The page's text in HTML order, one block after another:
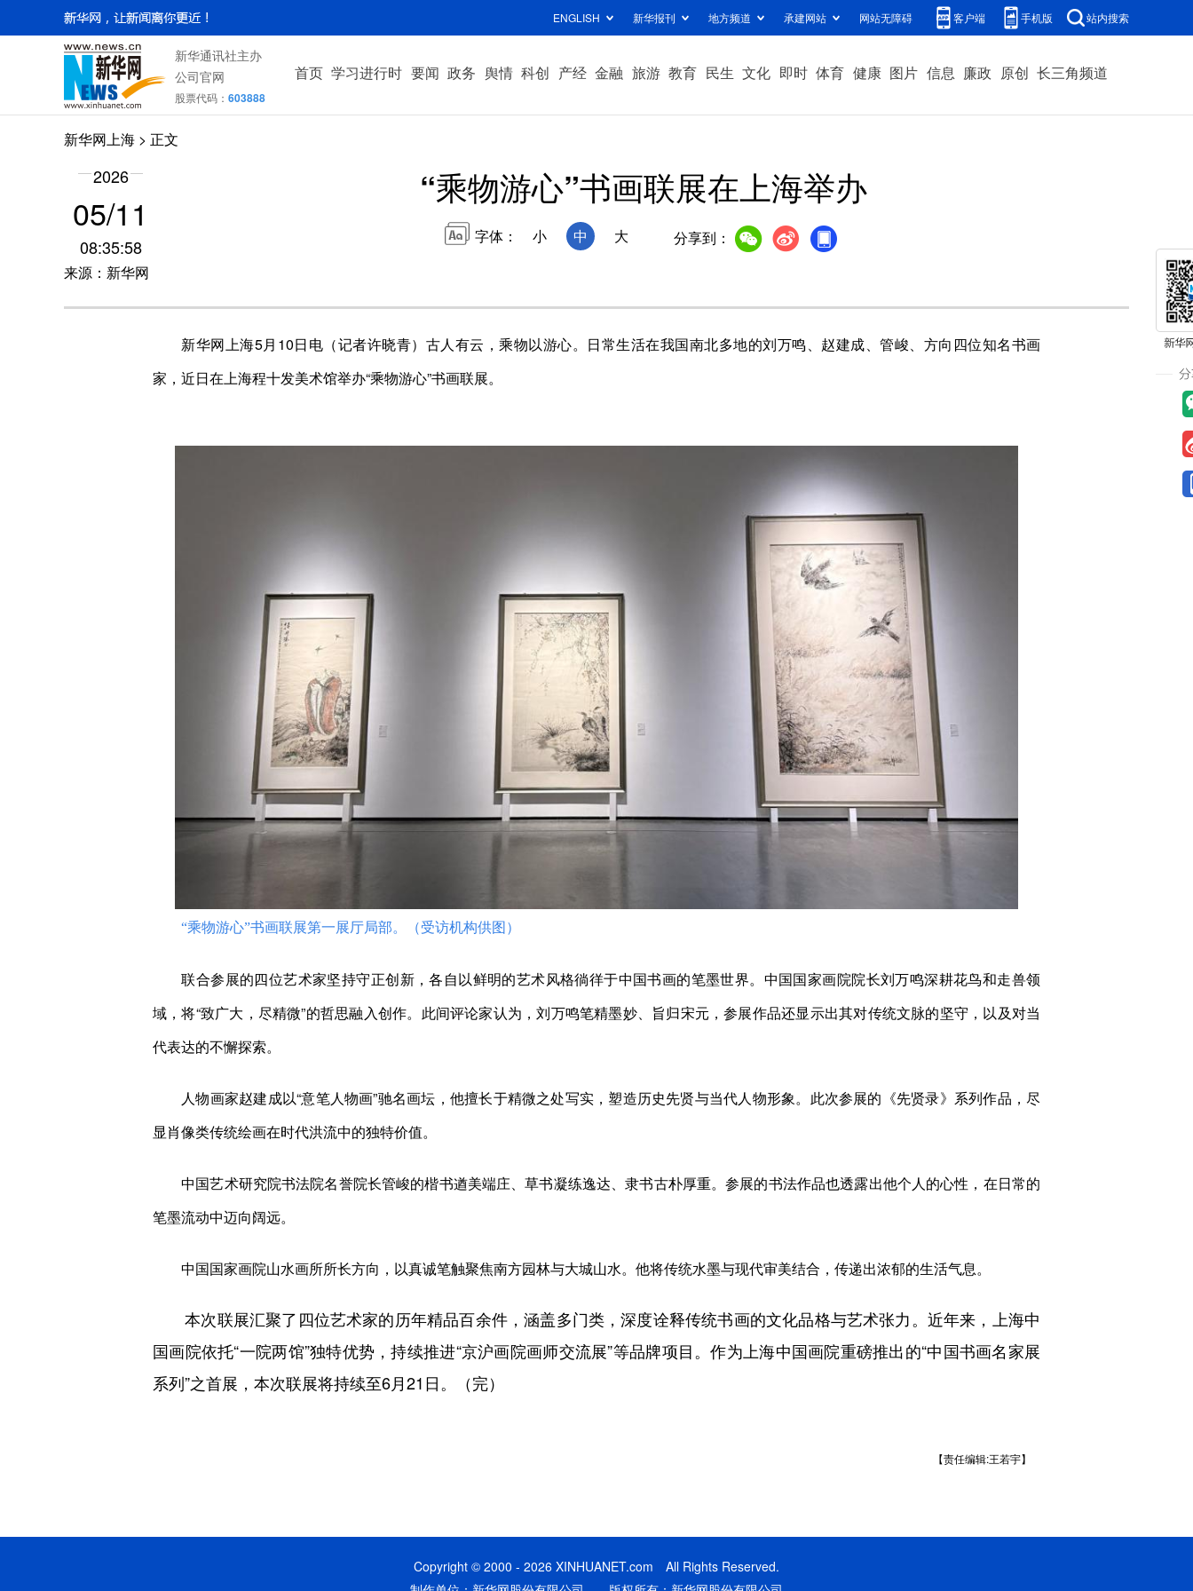
ENGLISH 新华报刊 地方频道 承建网站 网站无障碍 客户端 手机版 站内搜索
新华通讯社主办
公司官网
股票代码： 603888
首页 学习进行时 要闻 政务 舆情 科创 产经 金融 旅游 教育 民生 文化 即时 体育 健康 图片 信息 廉政 原创 长三角频道
新华网上海 > 正文
2026
05/11
08:35:58
来源：新华网
“乘物游心”书画联展在上海举办
字体： 小 中 大 分享到：
新华网上海5月10日电（记者许晓青）古人有云，乘物以游心。日常生活在我国南北多地的刘万鸣、赵建成、管峻、方向四位知名书画
家，近日在上海程十发美术馆举办“乘物游心”书画联展。
“乘物游心”书画联展第一展厅局部。（受访机构供图）
联合参展的四位艺术家坚持守正创新，各自以鲜明的艺术风格徜徉于中国书画的笔墨世界。中国国家画院院长刘万鸣深耕花鸟和走兽领
域，将“致广大，尽精微”的哲思融入创作。此间评论家认为，刘万鸣笔精墨妙、旨归宋元，参展作品还显示出其对传统文脉的坚守，以及对当
代表达的不懈探索。
人物画家赵建成以“意笔人物画”驰名画坛，他擅长于精微之处写实，塑造历史先贤与当代人物形象。此次参展的《先贤录》系列作品，尽
显肖像类传统绘画在时代洪流中的独特价值。
中国艺术研究院书法院名誉院长管峻的楷书遒美端庄、草书凝练逸达、隶书古朴厚重。参展的书法作品也透露出他个人的心性，在日常的
笔墨流动中迈向阔远。
中国国家画院山水画所所长方向，以真诚笔触聚焦南方园林与大城山水。他将传统水墨与现代审美结合，传递出浓郁的生活气息。
本次联展汇聚了四位艺术家的历年精品百余件，涵盖多门类，深度诠释传统书画的文化品格与艺术张力。近年来，上海中
国画院依托“一院两馆”独特优势，持续推进“京沪画院画师交流展”等品牌项目。作为上海中国画院重磅推出的“中国书画名家展
系列”之首展，本次联展将持续至6月21日。（完）
【责任编辑:王若宇】
Copyright © 2000 - 2026 XINHUANET.com All Rights Reserved.